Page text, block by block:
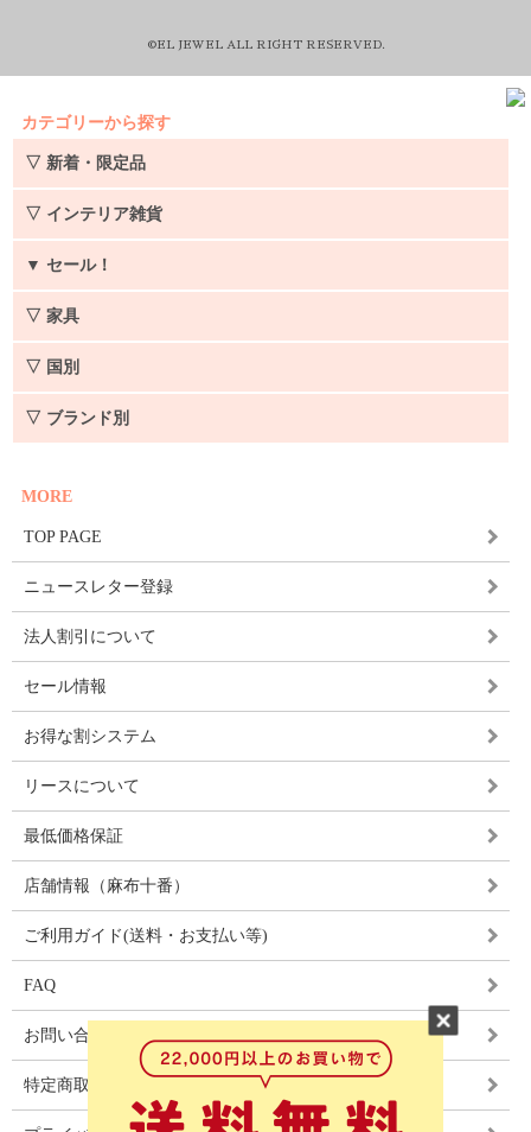
©EL JEWEL ALL RIGHT RESERVED.
カテゴリーから探す
▽ 新着・限定品
▽ インテリア雑貨
▼ セール！
▽ 家具
▽ 国別
▽ ブランド別
MORE
TOP PAGE
ニュースレター登録
法人割引について
セール情報
お得な割システム
リースについて
最低価格保証
店舗情報（麻布十番）
ご利用ガイド(送料・お支払い等)
FAQ
お問い合わせ
特定商取引法に基づく表記